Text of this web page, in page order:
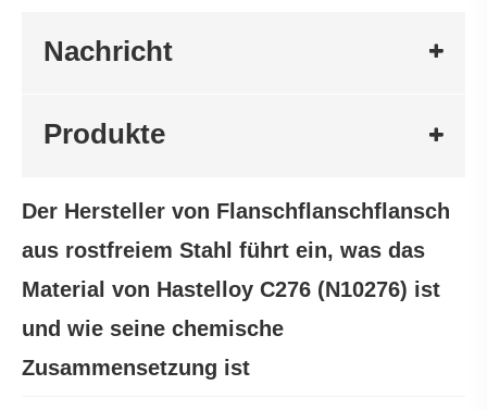
Nachricht
Produkte
Der Hersteller von Flanschflanschflansch
aus rostfreiem Stahl führt ein, was das
Material von Hastelloy C276 (N10276) ist
und wie seine chemische
Zusammensetzung ist